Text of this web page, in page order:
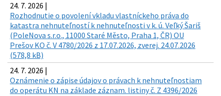
24. 7. 2026 |
Rozhodnutie o povolení vkladu vlastníckeho práva do
katastra nehnuteľností k nehnuteľnosti v k. ú. Veľký Šariš
(PoleNova s.r.o., 11000 Staré Město, Praha 1, ČR) OU
Prešov KO č. V 4780/2026 z 17.07.2026, zverej. 24.07.2026
(578,8 kB)
24. 7. 2026 |
Oznámenie o zápise údajov o právach k nehnuteľnostiam
do operátu KN na základe záznam. listiny č. Z 4396/2026